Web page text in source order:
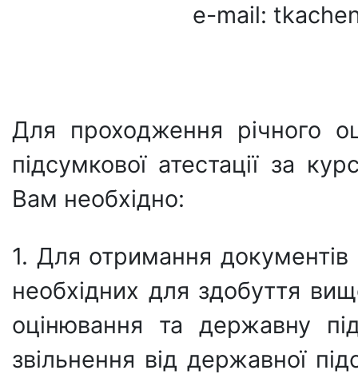
e-mail:
Для проходження річного
підсумкової атестації за
Вам необхідно:
1. Для отримання
необхідних для здобуття
оцінювання та державну
звільнення від державної